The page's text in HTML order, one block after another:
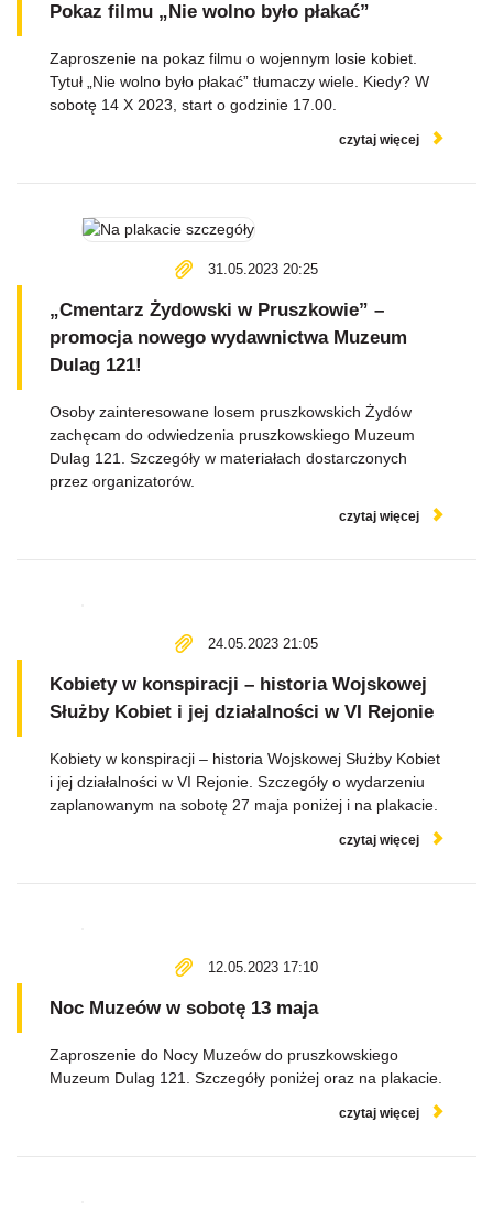
Pokaz filmu „Nie wolno było płakać”
Zaproszenie na pokaz filmu o wojennym losie kobiet.
Tytuł „Nie wolno było płakać” tłumaczy wiele. Kiedy? W
sobotę 14 X 2023, start o godzinie 17.00.
czytaj więcej
31.05.2023 20:25
„Cmentarz Żydowski w Pruszkowie” –
promocja nowego wydawnictwa Muzeum
Dulag 121!
Osoby zainteresowane losem pruszkowskich Żydów
zachęcam do odwiedzenia pruszkowskiego Muzeum
Dulag 121. Szczegóły w materiałach dostarczonych
przez organizatorów.
czytaj więcej
24.05.2023 21:05
Kobiety w konspiracji – historia Wojskowej
Służby Kobiet i jej działalności w VI Rejonie
Kobiety w konspiracji – historia Wojskowej Służby Kobiet
i jej działalności w VI Rejonie. Szczegóły o wydarzeniu
zaplanowanym na sobotę 27 maja poniżej i na plakacie.
czytaj więcej
12.05.2023 17:10
Noc Muzeów w sobotę 13 maja
Zaproszenie do Nocy Muzeów do pruszkowskiego
Muzeum Dulag 121. Szczegóły poniżej oraz na plakacie.
czytaj więcej